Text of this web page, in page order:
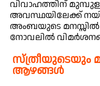
വിവാഹത്തിന്
അവസ്ഥയിലേക്ക്
അംബയുടെ മനസ്സിൽ
നോവലിൽ
സ്ത്രീയുടെയും
ആഴങ്ങൾ